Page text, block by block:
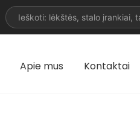
Apie mus Kontaktai